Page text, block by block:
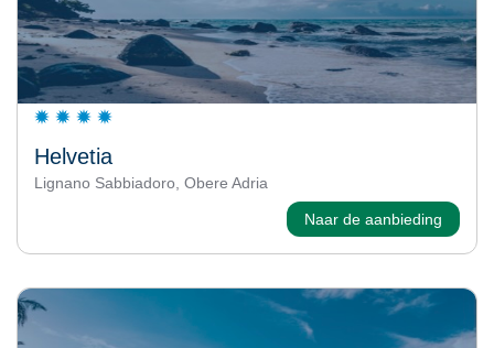
Helvetia
Lignano Sabbiadoro, Obere Adria
Naar de aanbieding